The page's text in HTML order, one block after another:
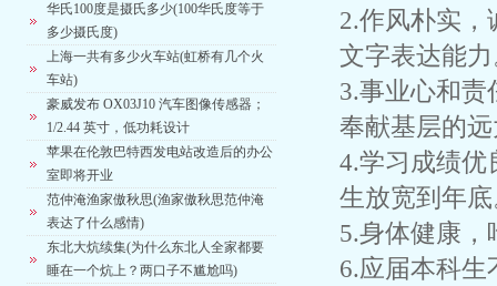
华氏100度是摄氏多少(100华氏度等于
多少摄氏度)
上海一共有多少火车站(虹桥有几个火
车站)
豪威发布 OX03J10 汽车图像传感器；
1/2.44 英寸，低功耗设计
苹果在伦敦巴特西发电站改造后的办公
室即将开业
范仲淹渔家傲秋思(渔家傲秋思范仲淹
表达了什么感情)
东北大炕续集(为什么东北人全家都要
睡在一个炕上？两口子不尴尬吗)
2.作风朴实
文字表达能
3.事业心和
奉献基层的
4.学习成绩优
生放宽到年
5.身体健康
6.应届本科生